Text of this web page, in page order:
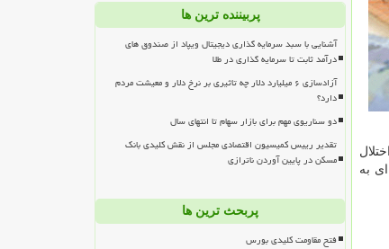
به
پربیننده ترین ها
آشنایی با سبد سرمایه گذاری دیجیتال ویپاد از صندوق های
درآمد ثابت تا سرمایه گذاری در طلا
آزادسازی ۶ میلیارد دلار چه تاثیری بر نرخ دلار و معیشت مردم
دارد؟
دو سناریوی مهم برای بازار سهام تا انتهای سال
تقدیر رییس کمیسیون اقتصادی مجلس از نقش کلیدی بانک
مسکن در پایین آوردن ناترازی
پربحث ترین ها
فتح مقاومت کلیدی بورس